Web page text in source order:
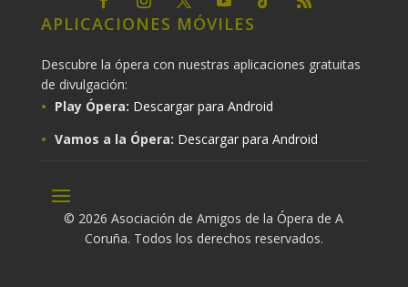
APLICACIONES MÓVILES
Descubre la ópera con nuestras aplicaciones gratuitas
de divulgación:
Play Ópera: Descargar para Android
Vamos a la Ópera: Descargar para Android
© 2026 Asociación de Amigos de la Ópera de A
Coruña. Todos los derechos reservados.